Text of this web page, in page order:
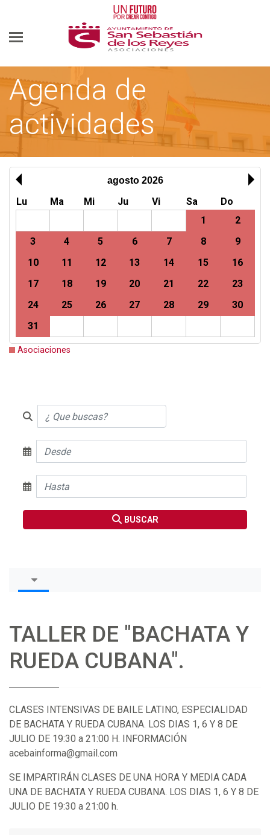
Agenda de
actividades
agosto 2026
Lu Ma Mi Ju Vi Sa
Do
1
2
3
4 5 6 7 8
9
10
11 12 13 14 15
16
17
18 19 20 21 22
23
24
25 26 27 28 29
30
31
Asociaciones
BUSCAR
TALLER DE "BACHATA Y
RUEDA CUBANA".
CLASES INTENSIVAS DE BAILE LATINO, ESPECIALIDAD
DE BACHATA Y RUEDA CUBANA. LOS DIAS 1, 6 Y 8 DE
JULIO DE 19:30 a 21:00 H. INFORMACIÓN
acebainforma@gmail.com
SE IMPARTIRÁN CLASES DE UNA HORA Y MEDIA CADA
UNA DE BACHATA Y RUEDA CUBANA. LOS DIAS 1, 6 Y 8 DE
JULIO DE 19:30 a 21:00 h.